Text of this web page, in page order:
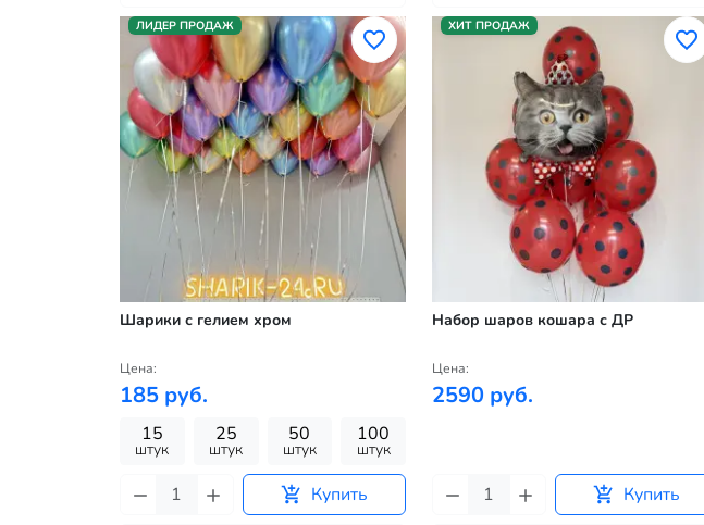
ЛИДЕР ПРОДАЖ
Шарики с гелием хром
Цена:
185 руб.
15
штук
25
штук
50
штук
100
штук
Купить
ХИТ ПРОДАЖ
Набор шаров кошара с ДР
Цена:
2590 руб.
Купить